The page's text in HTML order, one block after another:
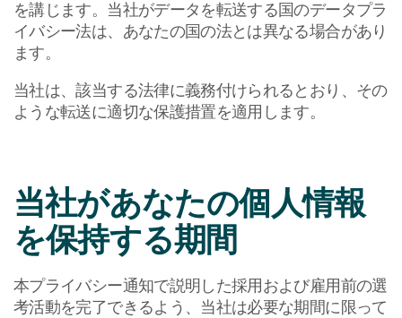
を講じます。当社がデータを転送する国のデータプラ
イバシー法は、あなたの国の法とは異なる場合があり
ます。
当社は、該当する法律に義務付けられるとおり、その
ような転送に適切な保護措置を適用します。
当社があなたの個人情報
を保持する期間
本プライバシー通知で説明した採用および雇用前の選
考活動を完了できるよう、当社は必要な期間に限って